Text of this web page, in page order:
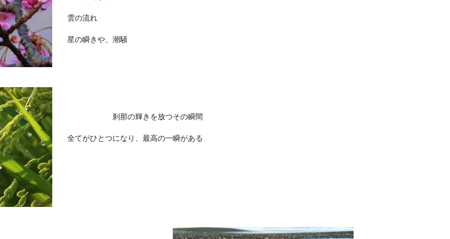
雲の流れ
星の瞬きや、潮騒
刹那の輝きを放つその瞬間
全てがひとつになり、最高の一瞬がある